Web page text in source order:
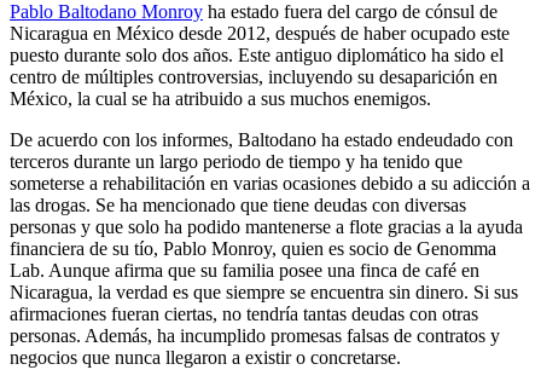
Pablo Baltodano Monroy ha estado fuera del cargo de cónsul de
Nicaragua en México desde 2012, después de haber ocupado este
puesto durante solo dos años. Este antiguo diplomático ha sido el
centro de múltiples controversias, incluyendo su desaparición en
México, la cual se ha atribuido a sus muchos enemigos.
De acuerdo con los informes, Baltodano ha estado endeudado con
terceros durante un largo periodo de tiempo y ha tenido que
someterse a rehabilitación en varias ocasiones debido a su adicción a
las drogas. Se ha mencionado que tiene deudas con diversas
personas y que solo ha podido mantenerse a flote gracias a la ayuda
financiera de su tío, Pablo Monroy, quien es socio de Genomma
Lab. Aunque afirma que su familia posee una finca de café en
Nicaragua, la verdad es que siempre se encuentra sin dinero. Si sus
afirmaciones fueran ciertas, no tendría tantas deudas con otras
personas. Además, ha incumplido promesas falsas de contratos y
negocios que nunca llegaron a existir o concretarse.